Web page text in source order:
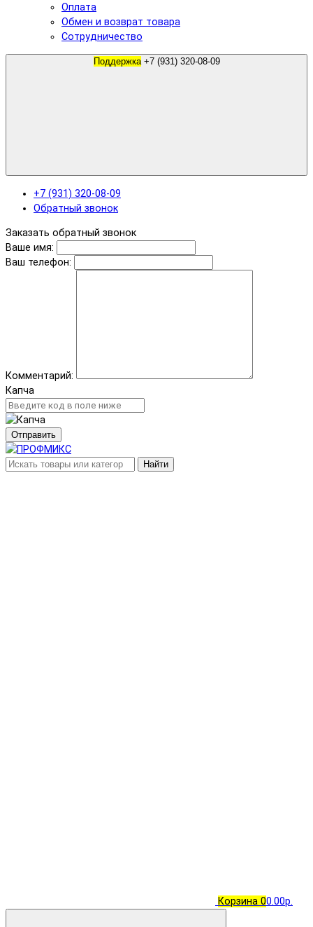
Оплата
Обмен и возврат товара
Сотрудничество
Поддержка +7 (931) 320-08-09
+7 (931) 320-08-09
Обратный звонок
Заказать обратный звонок
Ваше имя:
Ваш телефон:
Комментарий:
Капча
Отправить
Найти
Корзина 00.00р.